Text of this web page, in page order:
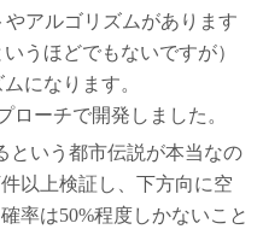
アルゴリズムがあります
うほどでもないですが）
になります。
ローチで開発しました。
という都市伝説が本当なの
以上検証し、下方向に空
率は50%程度しかないこと